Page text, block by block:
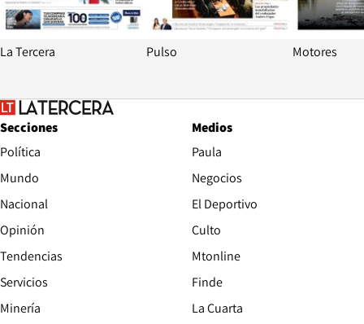
La Tercera Pulso Motores
Secciones
Política
Mundo
Nacional
Opinión
Tendencias
Servicios
Minería
Medios
Paula
Negocios
El Deportivo
Culto
Mtonline
Finde
La Cuarta